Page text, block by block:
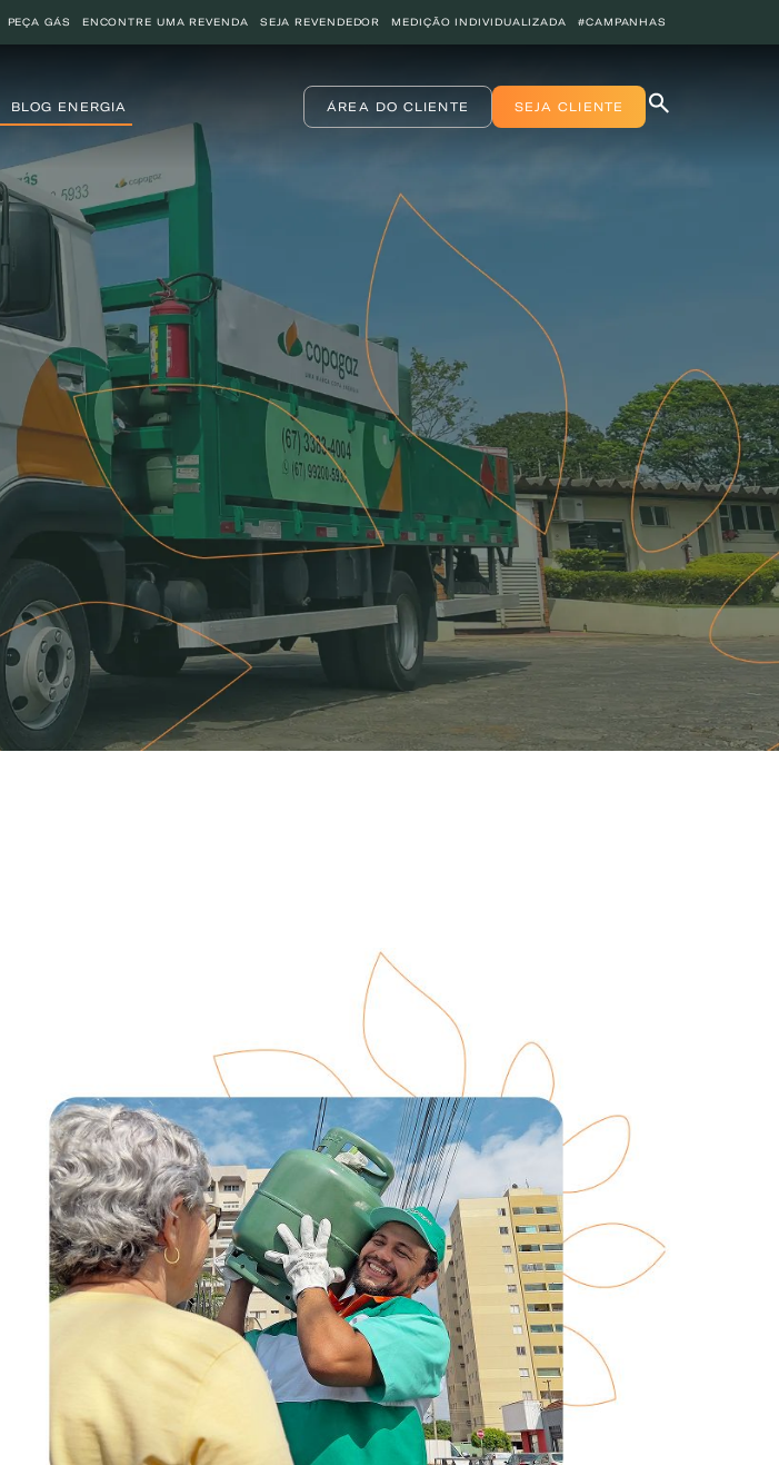
PEÇA GÁS ENCONTRE UMA REVENDA SEJA REVENDEDOR MEDIÇÃO INDIVIDUALIZADA #CAMPANHAS
BLOG ENERGIA ÁREA DO CLIENTE SEJA CLIENTE
PEÇA GÁS
ENCONTRE UMA REVENDA
SEJA REVENDEDOR
MEDIÇÃO INDIVIDUALIZADA